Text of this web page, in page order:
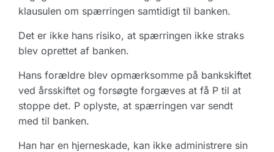
klausulen om spærringen samtidigt til banken.
Det er ikke hans risiko, at spærringen ikke straks
blev oprettet af banken.
Hans forældre blev opmærksomme på bankskiftet
ved årsskiftet og forsøgte forgæves at få P til at
stoppe det. P oplyste, at spærringen var sendt
med til banken.
Han har en hjerneskade, kan ikke administrere sin